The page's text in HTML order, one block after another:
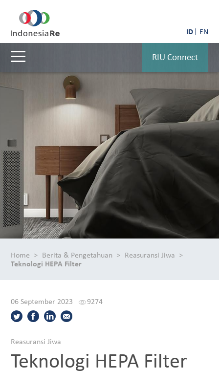
ID EN
RIU Connect
Home Berita & Pengetahuan
Reasuransi Jiwa
Teknologi HEPA Filter
06 September 2023 9274
Reasuransi Jiwa
Teknologi HEPA Filter